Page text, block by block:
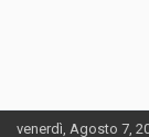
venerdì, Agosto 7,